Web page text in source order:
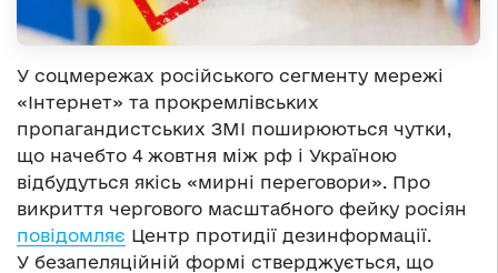
У соцмережах російського сегменту мережі
«Інтернет» та прокремлівських
пропагандистських ЗМІ поширюються чутки,
що начебто 4 жовтня між рф і Україною
відбудуться якісь «мирні переговори». Про
викриття чергового масштабного фейку росіян
повідомляє Центр протидії дезинформації.
У безапеляційній формі стверджується, що